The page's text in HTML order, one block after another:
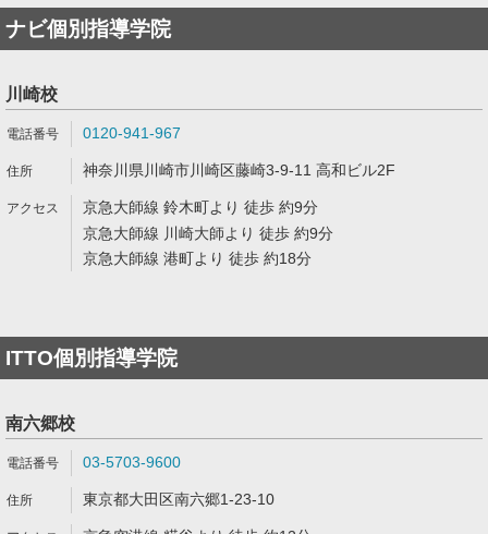
ナビ個別指導学院
川崎校
0120-941-967
神奈川県川崎市川崎区藤崎3-9-11 高和ビル2F
京急大師線 鈴木町より 徒歩 約9分
京急大師線 川崎大師より 徒歩 約9分
京急大師線 港町より 徒歩 約18分
ITTO個別指導学院
南六郷校
03-5703-9600
東京都大田区南六郷1-23-10